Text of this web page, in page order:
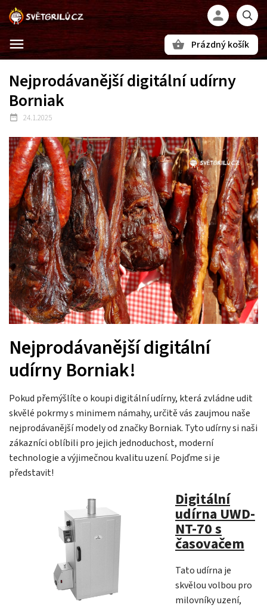
Prázdný košík
Nejprodávanější digitální udírny
Borniak
24.1.2025
Nejprodávanější digitální
udírny Borniak!
Pokud přemýšlíte o koupi digitální udírny, která zvládne udit
skvělé pokrmy s minimem námahy, určitě vás zaujmou naše
nejprodávanější modely od značky Borniak. Tyto udírny si naši
zákazníci oblíbili pro jejich jednoduchost, moderní
technologie a výjimečnou kvalitu uzení. Pojďme si je
představit!
Digitální
udírna UWD-
NT-70 s
časovačem
Tato udírna je
skvělou volbou pro
milovníky uzení,